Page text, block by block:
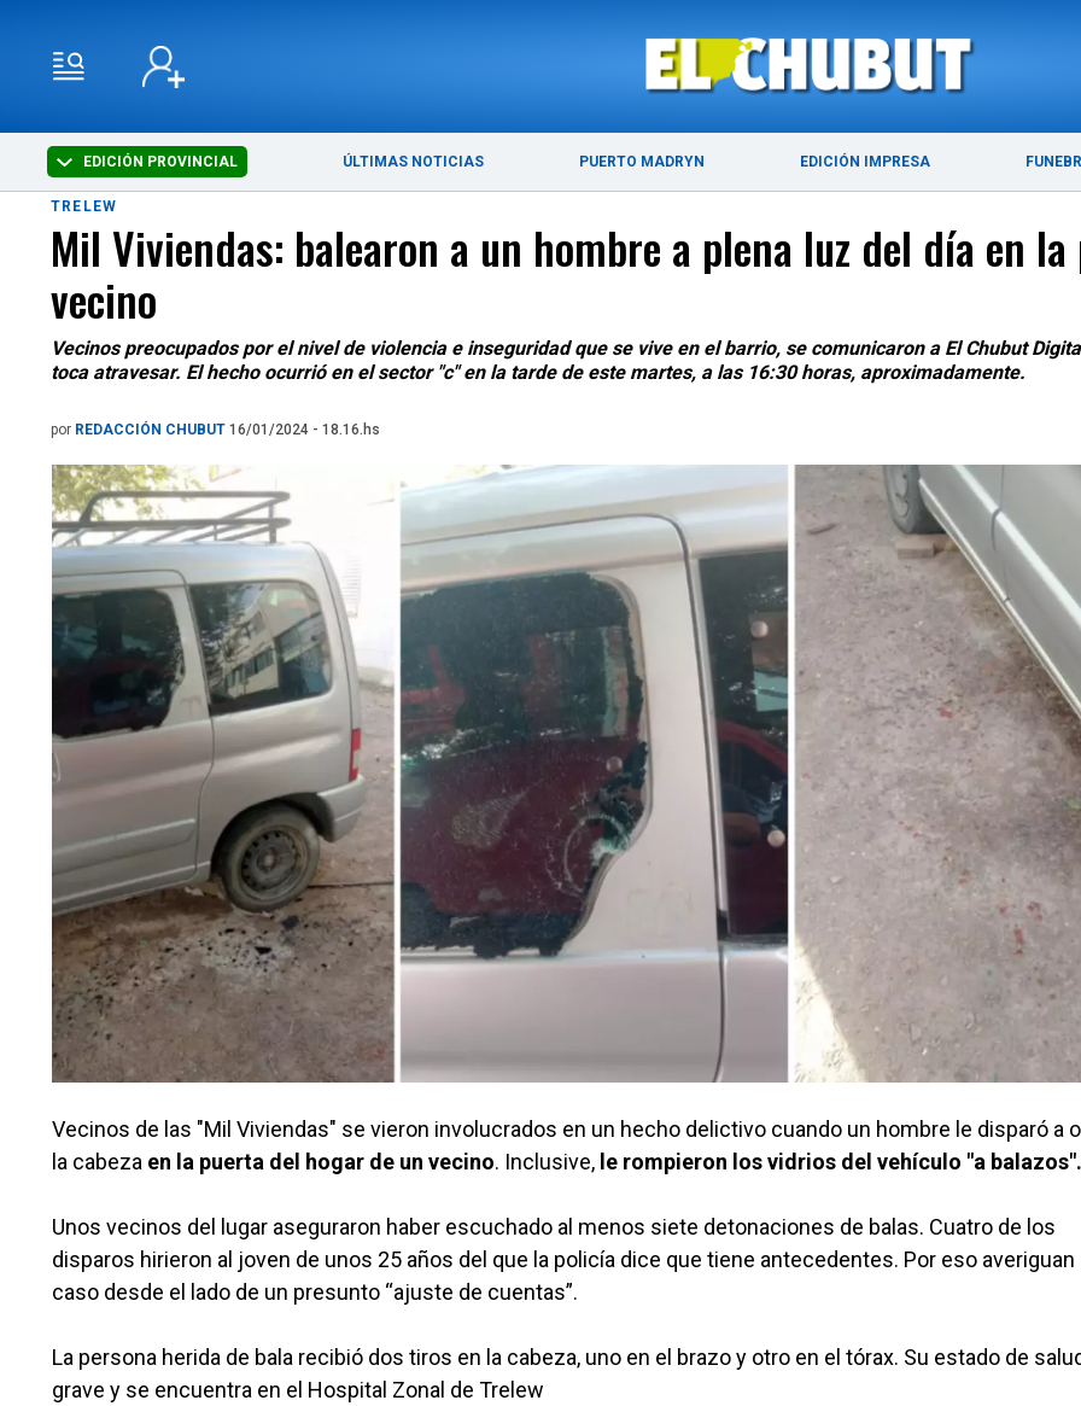
EDICIÓN PROVINCIAL ÚLTIMAS NOTICIAS PUERTO MADRYN EDICIÓN IMPRESA
ÚLTIMAS NOTICIAS PUERTO MADRYN
TRELEW
Mil Viviendas: balearon a un hombre a plena luz del día en
vecino
Vecinos preocupados por el nivel de violencia e inseguridad que se vive en el barrio, se comunicaron a El Chubut
toca atravesar. El hecho ocurrió en el sector "c" en la tarde de este martes, a las 16:30 horas, aproximadamente.
por REDACCIÓN CHUBUT 16/01/2024 - 18.16.hs
Vecinos de las "Mil Viviendas" se vieron involucrados en un hecho delictivo cuando un hombre le disparó a
la cabeza en la puerta del hogar de un vecino. Inclusive, le rompieron los vidrios del vehículo "a balazos".
Unos vecinos del lugar aseguraron haber escuchado al menos siete detonaciones de balas. Cuatro de los
disparos hirieron al joven de unos 25 años del que la policía dice que tiene antecedentes. Por eso averiguan
caso desde el lado de un presunto “ajuste de cuentas”.
La persona herida de bala recibió dos tiros en la cabeza, uno en el brazo y otro en el tórax. Su estado de
grave y se encuentra en el Hospital Zonal de Trelew